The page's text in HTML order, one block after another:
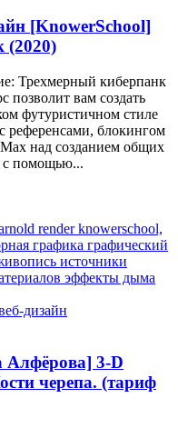
[KnowerSchool]
(2020)
Трехмерный киберпанк
вам создать
футуристичном стиле
референсами, блокингом
над созданием общих
с помощью...
renderknowerschool,
графика графический
источники
эффекты дыма
дизайн
Алфёрова] 3-D
черепа. (тариф